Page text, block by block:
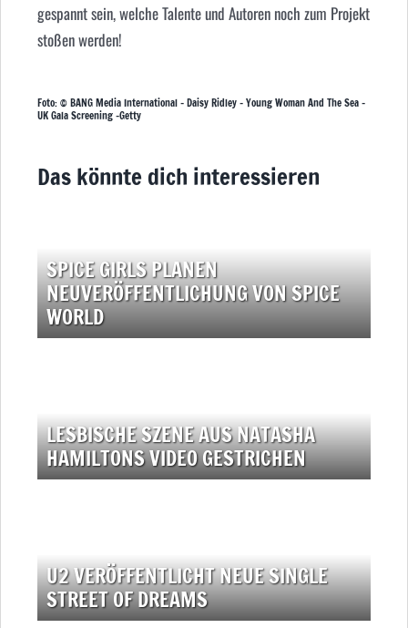
gespannt sein, welche Talente und Autoren noch zum Projekt
stoßen werden!
Foto: © BANG Media International – Daisy Ridley – Young Woman And The Sea –
UK Gala Screening -Getty
Das könnte dich interessieren
SPICE GIRLS PLANEN
NEUVERÖFFENTLICHUNG VON SPICE
WORLD
LESBISCHE SZENE AUS NATASHA
HAMILTONS VIDEO GESTRICHEN
U2 VERÖFFENTLICHT NEUE SINGLE
STREET OF DREAMS